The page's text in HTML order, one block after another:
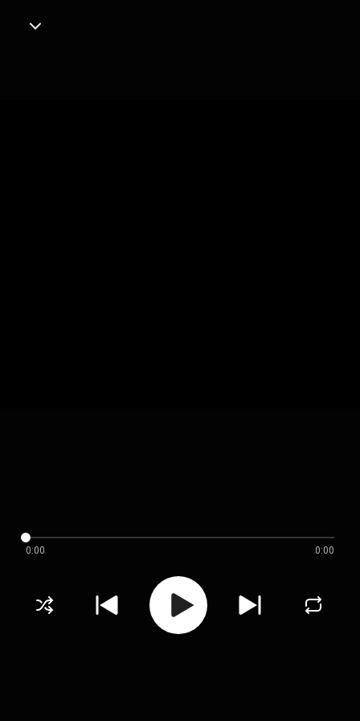
0:00 0:00